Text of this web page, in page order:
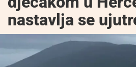
nastavlja se